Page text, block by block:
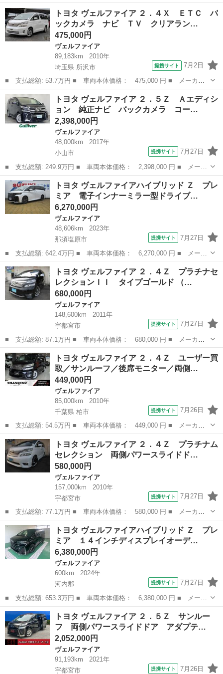
ー名： トヨタ ■ 車種名： ヴェルファイア ■ グレード名：
３．５Ｚ ゴールデンアイズ アルパインナビ Ｂカメ ＢＴオ
ーディオ ...
栃木 佐野市 ヴェルファイア
トヨタ ヴェルファイア ２．４Ｘ ＥＴＣ バ
ックカメラ ナビ ＴＶ クリアラン…
475,000円
ヴェルファイア
89,183km
2010年
埼玉県 所沢市
提携サイト 7月2日
■ 支払総額: 53.7万円 ■ 車両本体価格： 475,000 円 ■ メーカー
名： トヨタ ■ 車種名： ヴェルファイア ■ グレード名： ２．
４Ｘ ＥＴＣ バックカメラ ナビ ＴＶ クリアランスソナー 両
側スライド・...
埼玉 所沢市 ヴェルファイア
トヨタ ヴェルファイア ２．５Ｚ Ａエディシ
ョン 純正ナビ バックカメラ コー…
2,398,000円
ヴェルファイア
48,000km
2017年
小山市
提携サイト 7月27日
■ 支払総額: 249.9万円 ■ 車両本体価格： 2,398,000 円 ■ メーカ
ー名： トヨタ ■ 車種名： ヴェルファイア ■ グレード名：
２．５Ｚ Ａエディション 純正ナビ バックカメラ コーナーセン
サー ＥＴ...
栃木 小山市 ヴェルファイア
トヨタ ヴェルファイアハイブリッド Ｚ プレ
ミア 電子インナーミラー型ドライブ…
6,270,000円
ヴェルファイア
48,606km
2023年
那須塩原市
提携サイト 7月27日
■ 支払総額: 642.4万円 ■ 車両本体価格： 6,270,000 円 ■ メーカ
ー名： トヨタ ■ 車種名： ヴェルファイアハイブリッド ■ グレ
ード名： Ｚ プレミア 電子インナーミラー型ドライブレコーダ
ー １２．...
栃木 那須塩原市 ヴェルファイア
トヨタ ヴェルファイア ２．４Ｚ プラチナセ
レクションＩＩ タイプゴールド （…
680,000円
ヴェルファイア
148,600km
2011年
宇都宮市
提携サイト 7月27日
■ 支払総額: 87.1万円 ■ 車両本体価格： 680,000 円 ■ メーカー
名： トヨタ ■ 車種名： ヴェルファイア ■ グレード名： ２．
４Ｚ プラチナセレクションＩＩ タイプゴールド ■ 排気量：
2400cc...
栃木 宇都宮市 ヴェルファイア
トヨタ ヴェルファイア ２．４Ｚ ユーザー買
取／サンルーフ／後席モニター／両側…
449,000円
ヴェルファイア
85,000km
2010年
千葉県 柏市
提携サイト 7月26日
■ 支払総額: 54.5万円 ■ 車両本体価格： 449,000 円 ■ メーカー
名： トヨタ ■ 車種名： ヴェルファイア ■ グレード名： ２．
４Ｚ ユーザー買取／サンルーフ／後席モニター／両側電動スライド
／障害物セン...
千葉 柏市 ヴェルファイア
トヨタ ヴェルファイア ２．４Ｚ プラチナム
セレクション 両側パワースライドド…
580,000円
ヴェルファイア
157,000km
2010年
宇都宮市
提携サイト 7月27日
■ 支払総額: 77.1万円 ■ 車両本体価格： 580,000 円 ■ メーカー
名： トヨタ ■ 車種名： ヴェルファイア ■ グレード名： ２．
４Ｚ プラチナムセレクション 両側パワースライドドア純正ＨＤＤ
ナビ ■ 排...
栃木 宇都宮市 ヴェルファイア
トヨタ ヴェルファイアハイブリッド Ｚ プレ
ミア １４インチディスプレイオーデ…
6,380,000円
ヴェルファイア
600km
2024年
河内郡
提携サイト 7月27日
■ 支払総額: 653.3万円 ■ 車両本体価格： 6,380,000 円 ■ メーカ
ー名： トヨタ ■ 車種名： ヴェルファイアハイブリッド ■ グレ
ード名： Ｚ プレミア １４インチディスプレイオーディオ ドラ
イブレコ...
栃木 河内郡 ヴェルファイア
トヨタ ヴェルファイア ２．５Ｚ サンルー
フ 両側パワースライドドア アダプテ…
2,052,000円
ヴェルファイア
91,193km
2021年
宇都宮市
提携サイト 7月26日